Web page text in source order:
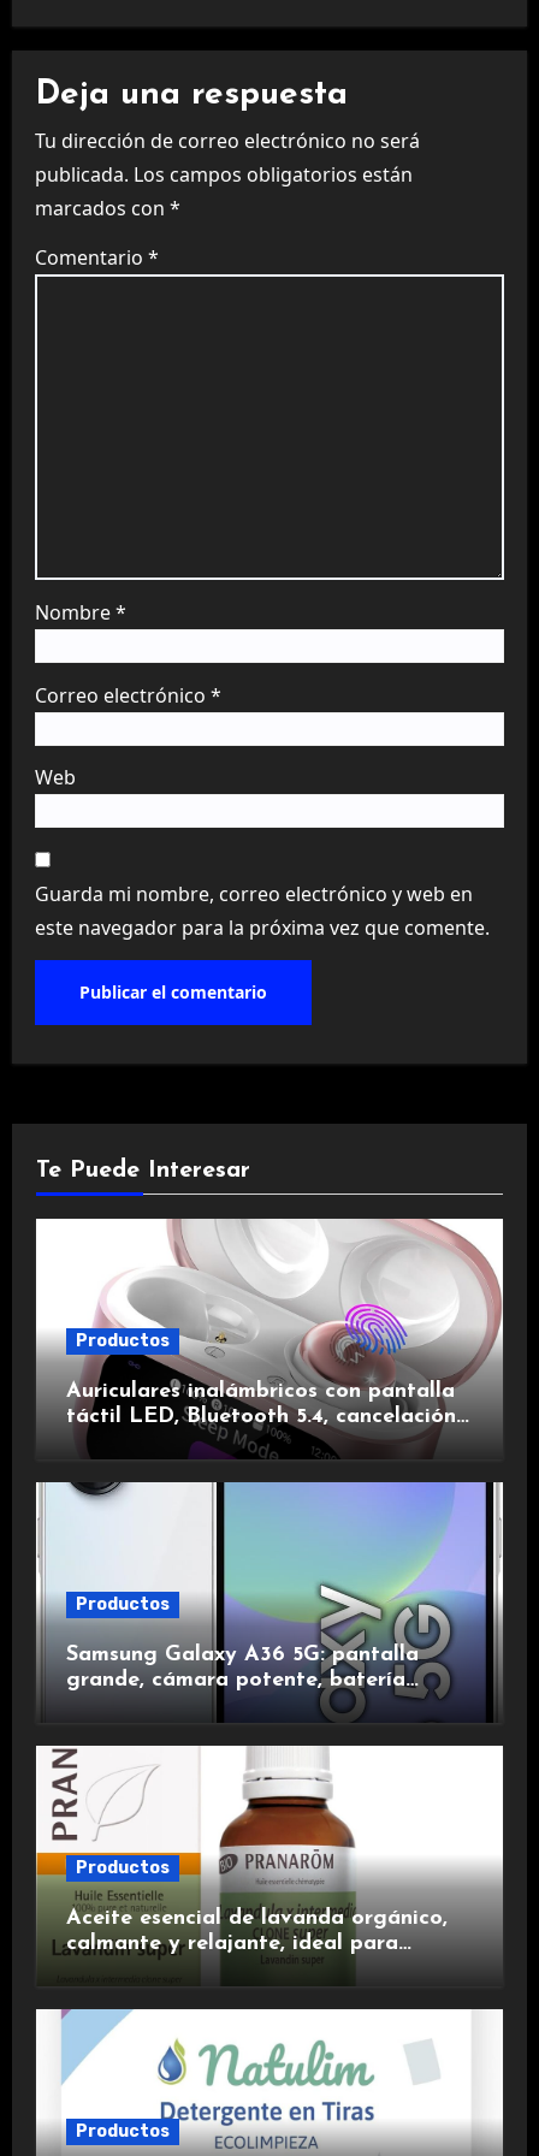
Deja una respuesta
Tu dirección de correo electrónico no será
publicada. Los campos obligatorios están
marcados con *
Comentario *
Nombre*
Correo electrónico *
Web
Guarda mi nombre, correo electrónico y web en
este navegador para la próxima vez que comente.
Te Puede Interesar
Productos
Auriculares inalámbricos con pantalla
táctil LED, Bluetooth 5.4, cancelación
de ruido, impermeables y de larga
duración.
Productos
Samsung Galaxy A36 5G: pantalla
grande, cámara potente, batería
duradera y carga rápida para una
experiencia premium.
Productos
Aceite esencial de lavanda orgánico,
calmante y relajante, ideal para
Productos